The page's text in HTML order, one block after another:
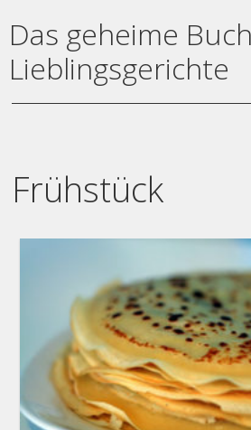
Das geheime
Lieblingsgerichte
Frühstück